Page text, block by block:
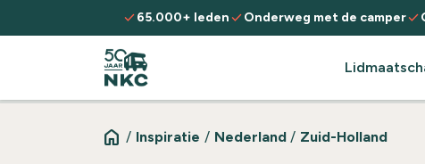
Spring naar de inhoud
check65.000+ ledencheckOnderweg met de campercheck
home / Inspiratie / Nederland / Zuid-Holland